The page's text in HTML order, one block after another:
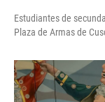
Estudiantes de
Plaza de Armas de